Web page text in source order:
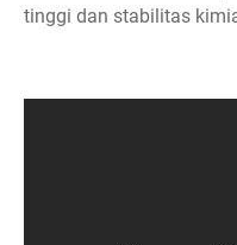
tinggi dan stabilitas